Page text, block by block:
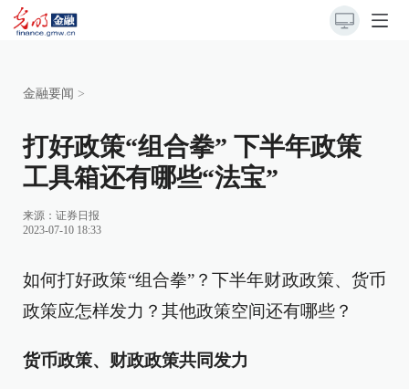
金融要闻 >
打好政策“组合拳” 下半年政策
工具箱还有哪些“法宝”
来源： 证券日报
2023-07-10 18:33
如何打好政策“组合拳”？下半年财政政策、货币
政策应怎样发力？其他政策空间还有哪些？
货币政策、财政政策共同发力